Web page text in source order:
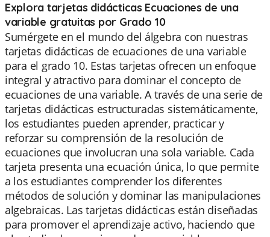
Explora tarjetas didácticas Ecuaciones de una
variable gratuitas por Grado 10
Sumérgete en el mundo del álgebra con nuestras
tarjetas didácticas de ecuaciones de una variable
para el grado 10. Estas tarjetas ofrecen un enfoque
integral y atractivo para dominar el concepto de
ecuaciones de una variable. A través de una serie de
tarjetas didácticas estructuradas sistemáticamente,
los estudiantes pueden aprender, practicar y
reforzar su comprensión de la resolución de
ecuaciones que involucran una sola variable. Cada
tarjeta presenta una ecuación única, lo que permite
a los estudiantes comprender los diferentes
métodos de solución y dominar las manipulaciones
algebraicas. Las tarjetas didácticas están diseñadas
para promover el aprendizaje activo, haciendo que